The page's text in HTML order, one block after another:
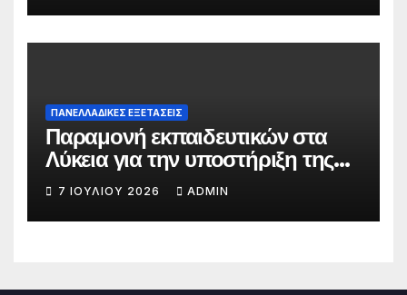
ΠΑΝΕΛΛΑΔΙΚΕΣ ΕΞΕΤΑΣΕΙΣ
Παραμονή εκπαιδευτικών στα
Λύκεια για την υποστήριξη της
υποβολής του Μηχανογραφικού
7 ΙΟΥΛΊΟΥ 2026 ADMIN